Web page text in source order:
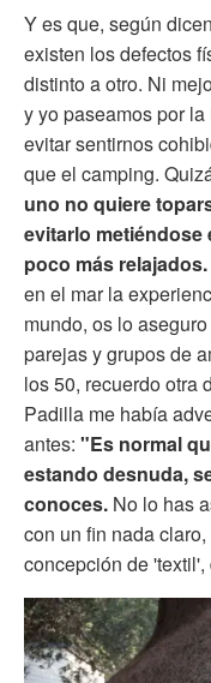
Y es que, según
existen los defectos
distinto a otro. Ni
y yo paseamos por
evitar sentirnos
que el camping.
uno no quiere
evitarlo metiéndose
poco más relajados.
en el mar la
mundo, os lo
parejas y grupos de
los 50, recuerdo otra
Padilla me había
antes: "Es normal
estando desnuda,
conoces. No lo has
con un fin nada
concepción de 'textil',